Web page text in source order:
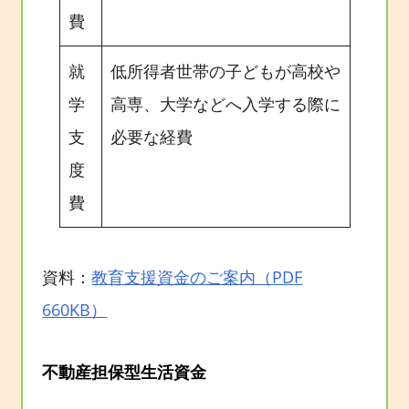
費
就
学
支
度
費
低所得者世帯の子どもが高校や
高専、大学などへ入学する際に
必要な経費
資料：教育支援資金のご案内（PDF
660KB）
不動産担保型生活資金